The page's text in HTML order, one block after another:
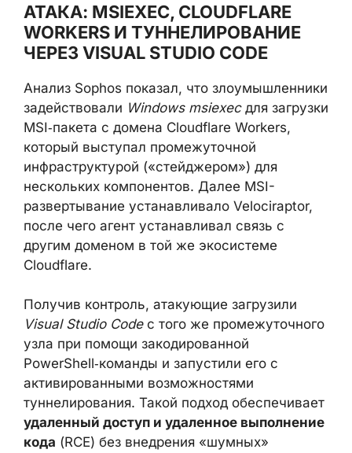
АТАКА: MSIEXEC, CLOUDFLARE
WORKERS И ТУННЕЛИРОВАНИЕ
ЧЕРЕЗ VISUAL STUDIO CODE
Анализ Sophos показал, что злоумышленники
задействовали Windows msiexecдля загрузки
MSI‑пакета с домена Cloudflare Workers,
который выступал промежуточной
инфраструктурой («стейджером») для
нескольких компонентов. Далее MSI-
развертывание устанавливало Velociraptor,
после чего агент устанавливал связь с
другим доменом в той же экосистеме
Cloudflare.
Получив контроль, атакующие загрузили
Visual Studio Codeс того же промежуточного
узла при помощи закодированной
PowerShell‑команды и запустили его с
активированными возможностями
туннелирования. Такой подход обеспечивает
удаленный доступ и удаленное выполнение
кода (RCE) без внедрения «шумных»